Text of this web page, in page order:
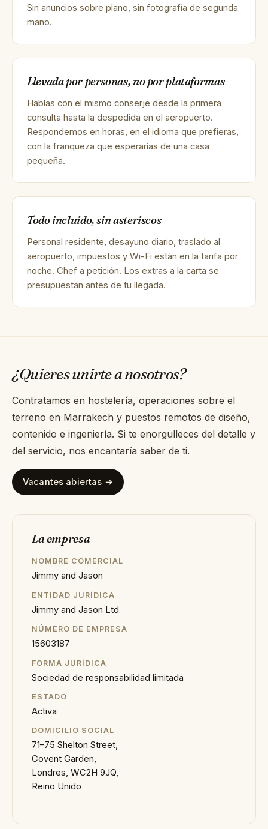
Sin anuncios sobre plano, sin fotografía de segunda
mano.
Llevada por personas, no por plataformas
Hablas con el mismo conserje desde la primera
consulta hasta la despedida en el aeropuerto.
Respondemos en horas, en el idioma que prefieras,
con la franqueza que esperarías de una casa
pequeña.
Todo incluido, sin asteriscos
Personal residente, desayuno diario, traslado al
aeropuerto, impuestos y Wi-Fi están en la tarifa por
noche. Chef a petición. Los extras a la carta se
presupuestan antes de tu llegada.
¿Quieres unirte a nosotros?
Contratamos en hostelería, operaciones sobre el
terreno en Marrakech y puestos remotos de diseño,
contenido e ingeniería. Si te enorgulleces del detalle y
del servicio, nos encantaría saber de ti.
Vacantes abiertas →
La empresa
NOMBRE COMERCIAL
Jimmy and Jason
ENTIDAD JURÍDICA
Jimmy and Jason Ltd
NÚMERO DE EMPRESA
15603187
FORMA JURÍDICA
Sociedad de responsabilidad limitada
ESTADO
Activa
DOMICILIO SOCIAL
71–75 Shelton Street,
Covent Garden,
Londres, WC2H 9JQ,
Reino Unido